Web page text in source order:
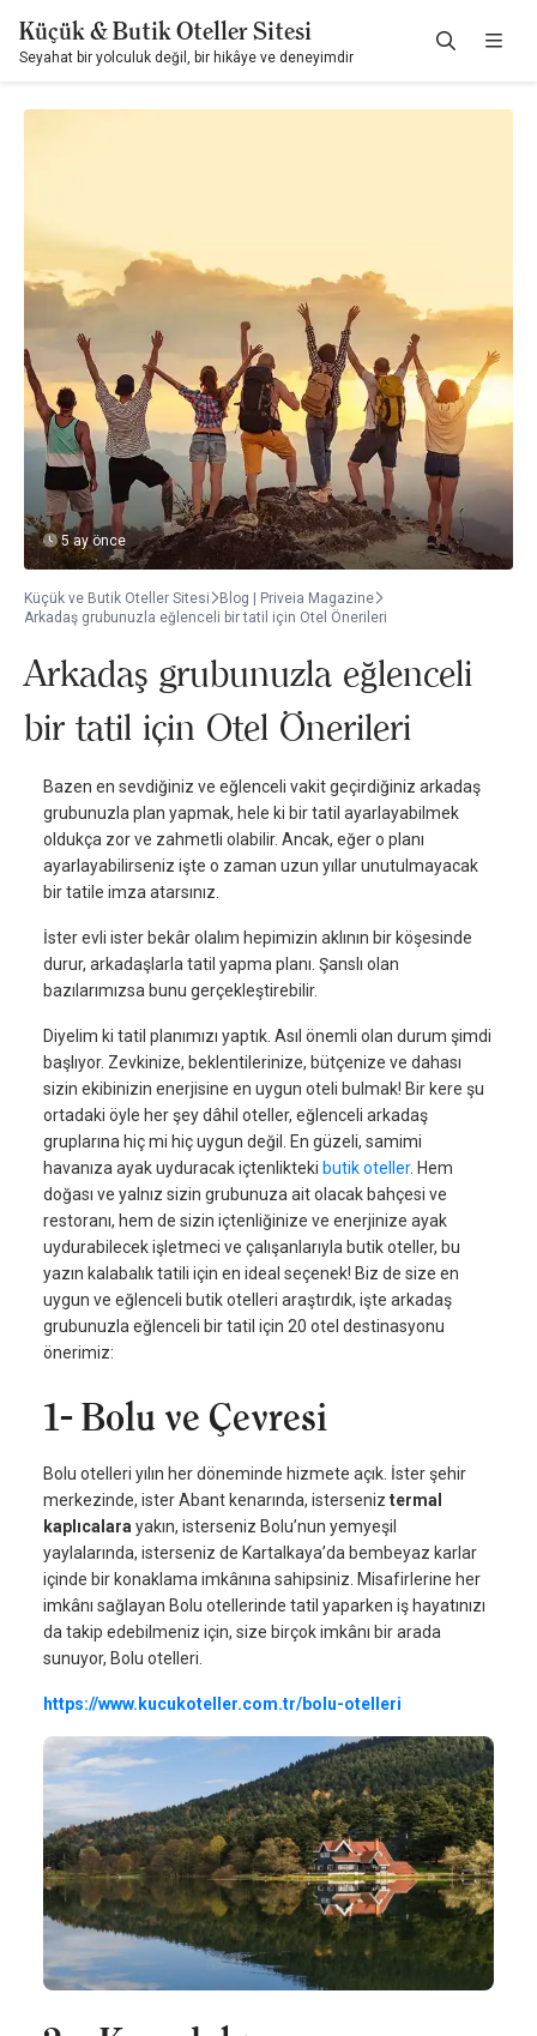
Küçük & Butik Oteller Sitesi
Seyahat bir yolculuk değil, bir hikâye ve deneyimdir
5 ay önce
Küçük ve Butik Oteller Sitesi
Blog | Priveia Magazine
Arkadaş grubunuzla eğlenceli bir tatil için Otel Önerileri
Arkadaş grubunuzla eğlenceli
bir tatil için Otel Önerileri
Bazen en sevdiğiniz ve eğlenceli vakit geçirdiğiniz arkadaş
grubunuzla plan yapmak, hele ki bir tatil ayarlayabilmek
oldukça zor ve zahmetli olabilir. Ancak, eğer o planı
ayarlayabilirseniz işte o zaman uzun yıllar unutulmayacak
bir tatile imza atarsınız.
İster evli ister bekâr olalım hepimizin aklının bir köşesinde
durur, arkadaşlarla tatil yapma planı. Şanslı olan
bazılarımızsa bunu gerçekleştirebilir.
Diyelim ki tatil planımızı yaptık. Asıl önemli olan durum şimdi
başlıyor. Zevkinize, beklentilerinize, bütçenize ve dahası
sizin ekibinizin enerjisine en uygun oteli bulmak! Bir kere şu
ortadaki öyle her şey dâhil oteller, eğlenceli arkadaş
gruplarına hiç mi hiç uygun değil. En güzeli, samimi
havanıza ayak uyduracak içtenlikteki butik oteller. Hem
doğası ve yalnız sizin grubunuza ait olacak bahçesi ve
restoranı, hem de sizin içtenliğinize ve enerjinize ayak
uydurabilecek işletmeci ve çalışanlarıyla butik oteller, bu
yazın kalabalık tatili için en ideal seçenek! Biz de size en
uygun ve eğlenceli butik otelleri araştırdık, işte arkadaş
grubunuzla eğlenceli bir tatil için 20 otel destinasyonu
önerimiz:
1- Bolu ve Çevresi
Bolu otelleri yılın her döneminde hizmete açık. İster şehir
merkezinde, ister Abant kenarında, isterseniz termal
kaplıcalara yakın, isterseniz Bolu’nun yemyeşil
yaylalarında, isterseniz de Kartalkaya’da bembeyaz karlar
içinde bir konaklama imkânına sahipsiniz. Misafirlerine her
imkânı sağlayan Bolu otellerinde tatil yaparken iş hayatınızı
da takip edebilmeniz için, size birçok imkânı bir arada
sunuyor, Bolu otelleri.
https://www.kucukoteller.com.tr/bolu-otelleri